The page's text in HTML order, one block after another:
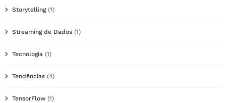
Storytelling(1)
Streaming de Dados (1)
Tecnologia (1)
Tendências (4)
TensorFlow (1)